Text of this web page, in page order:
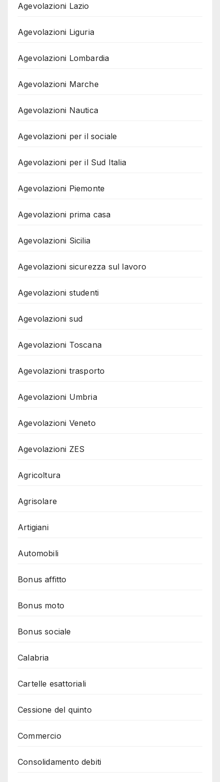
Agevolazioni Lazio
Agevolazioni Liguria
Agevolazioni Lombardia
Agevolazioni Marche
Agevolazioni Nautica
Agevolazioni per il sociale
Agevolazioni per il Sud Italia
Agevolazioni Piemonte
Agevolazioni prima casa
Agevolazioni Sicilia
Agevolazioni sicurezza sul lavoro
Agevolazioni studenti
Agevolazioni sud
Agevolazioni Toscana
Agevolazioni trasporto
Agevolazioni Umbria
Agevolazioni Veneto
Agevolazioni ZES
Agricoltura
Agrisolare
Artigiani
Automobili
Bonus affitto
Bonus moto
Bonus sociale
Calabria
Cartelle esattoriali
Cessione del quinto
Commercio
Consolidamento debiti